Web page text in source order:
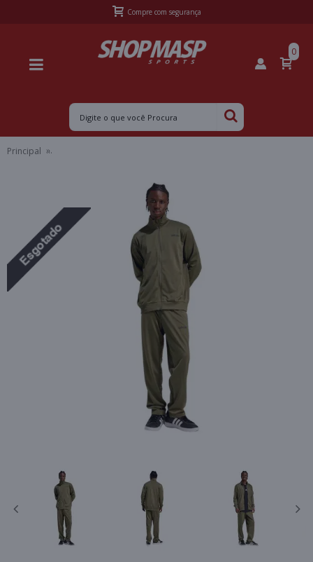
Frete Grátis Sul acima de R$399,99 e Sudeste acima de R$499,99
0
Principal